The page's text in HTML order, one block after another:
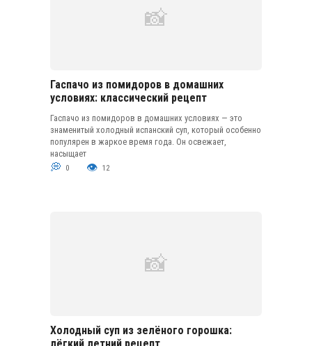
Гаспачо из помидоров в домашних
условиях: классический рецепт
Гаспачо из помидоров в домашних условиях — это
знаменитый холодный испанский суп, который особенно
популярен в жаркое время года. Он освежает,
насыщает
0 12
Холодный суп из зелёного горошка: